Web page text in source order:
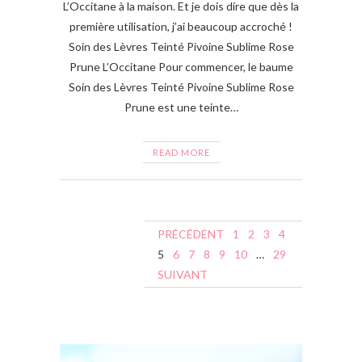
L’Occitane à la maison. Et je dois dire que dès la
première utilisation, j’ai beaucoup accroché !
Soin des Lèvres Teinté Pivoine Sublime Rose
Prune L’Occitane Pour commencer, le baume
Soin des Lèvres Teinté Pivoine Sublime Rose
Prune est une teinte…
READ MORE
g
PRÉCÉDENT 1 2 3
4
5
6 7 8 9 10 …
29
SUIVANT